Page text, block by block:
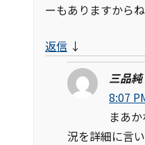
ーもありますからね
返信 ↓
三品純
8:07
まあ
況を詳細に言い